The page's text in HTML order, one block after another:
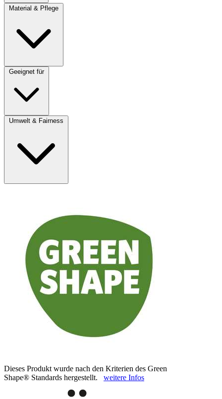
Material & Pflege
Geeignet für
Umwelt & Fairness
Dieses Produkt wurde nach den Kriterien des Green
Shape® Standards hergestellt. weitere Infos